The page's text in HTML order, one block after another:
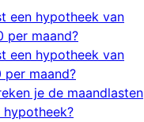
een hypotheek van
per maand?
een hypotheek van
per maand?
je de maandlasten
hypotheek?